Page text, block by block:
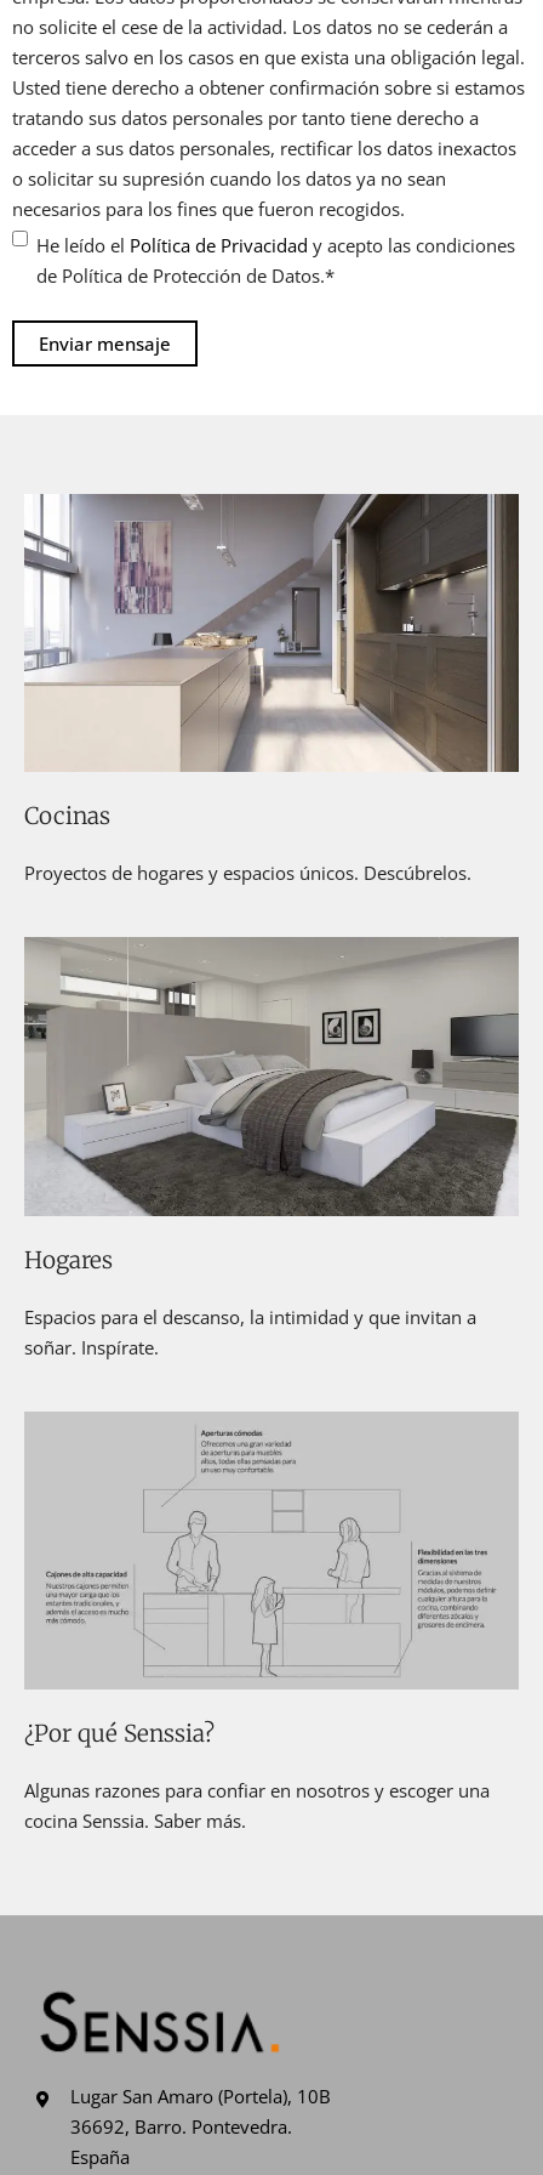
no solicite el cese de la actividad. Los datos no se cederán a
terceros salvo en los casos en que exista una obligación legal.
Usted tiene derecho a obtener confirmación sobre si estamos
tratando sus datos personales por tanto tiene derecho a
acceder a sus datos personales, rectificar los datos inexactos
o solicitar su supresión cuando los datos ya no sean
necesarios para los fines que fueron recogidos.
He leído el Política de Privacidad y acepto las condiciones
de Política de Protección de Datos.*
Cocinas
Proyectos de hogares y espacios únicos. Descúbrelos.
Hogares
Espacios para el descanso, la intimidad y que invitan a
soñar. Inspírate.
¿Por qué Senssia?
Algunas razones para confiar en nosotros y escoger una
cocina Senssia. Saber más.
Lugar San Amaro (Portela), 10B
36692, Barro. Pontevedra.
España